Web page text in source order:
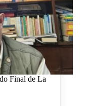
Final de La